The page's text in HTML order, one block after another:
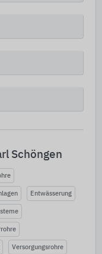
Schöngen
Entwässerung
Versorgungsrohre